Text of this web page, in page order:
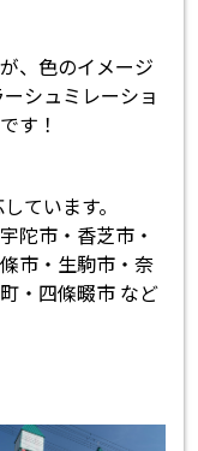
、色のイメージ
シュミレーショ
す！
ています。
陀市・香芝市・
市・生駒市・奈
・四條畷市 など